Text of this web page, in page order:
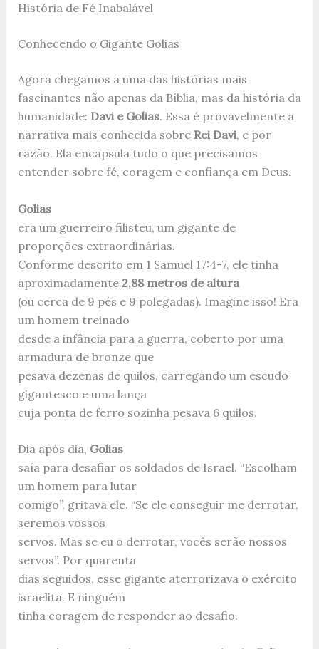
História de Fé Inabalável
Conhecendo o Gigante Golias
Agora chegamos a uma das histórias mais
fascinantes não apenas da Bíblia, mas da história da
humanidade: Davi e Golias. Essa é provavelmente a
narrativa mais conhecida sobre Rei Davi, e por
razão. Ela encapsula tudo o que precisamos
entender sobre fé, coragem e confiança em Deus.
Golias
era um guerreiro filisteu, um gigante de
proporções extraordinárias.
Conforme descrito em 1 Samuel 17:4-7, ele tinha
aproximadamente 2,88 metros de altura
(ou cerca de 9 pés e 9 polegadas). Imagine isso! Era
um homem treinado
desde a infância para a guerra, coberto por uma
armadura de bronze que
pesava dezenas de quilos, carregando um escudo
gigantesco e uma lança
cuja ponta de ferro sozinha pesava 6 quilos.
Dia após dia, Golias
saía para desafiar os soldados de Israel. “Escolham
um homem para lutar
comigo”, gritava ele. “Se ele conseguir me derrotar,
seremos vossos
servos. Mas se eu o derrotar, vocês serão nossos
servos”. Por quarenta
dias seguidos, esse gigante aterrorizava o exército
israelita. E ninguém
tinha coragem de responder ao desafio.